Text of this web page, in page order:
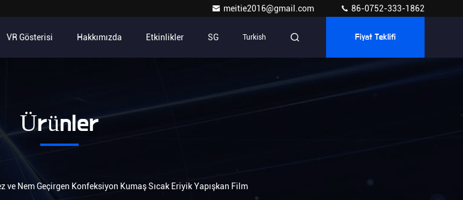
meitie2016@gmail.com 86-0752-333-1862
VR Gösterisi Hakkımızda Etkinlikler SG Turkish Fiyat Teklifi
Ürünler
ve Nem Geçirgen Konfeksiyon Kumaş Sıcak Eriyik Yapışkan Film